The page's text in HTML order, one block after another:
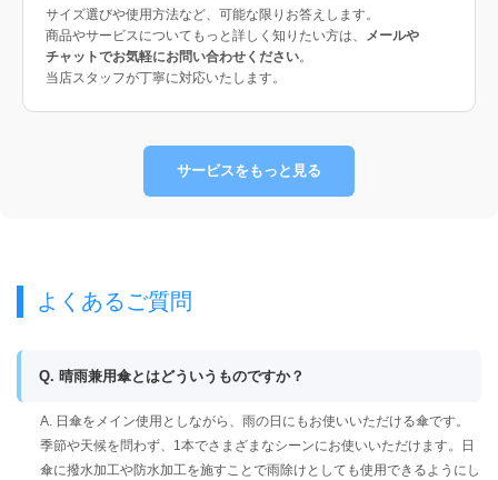
サイズ選びや使用方法など、可能な限りお答えします。
商品やサービスについてもっと詳しく知りたい方は、
メールや
チャットでお気軽にお問い合わせください。
当店スタッフが丁寧に対応いたします。
サービスをもっと見る
よくあるご質問
Q. 晴雨兼用傘とはどういうものですか？
A. 日傘をメイン使用としながら、雨の日にもお使いいただける傘です。
季節や天候を問わず、1本でさまざまなシーンにお使いいただけます。日
傘に撥水加工や防水加工を施すことで雨除けとしても使用できるようにし